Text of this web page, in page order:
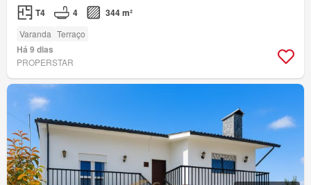
T4 4 344 m²
Varanda Terraço
Há 9 dias
PROPERSTAR